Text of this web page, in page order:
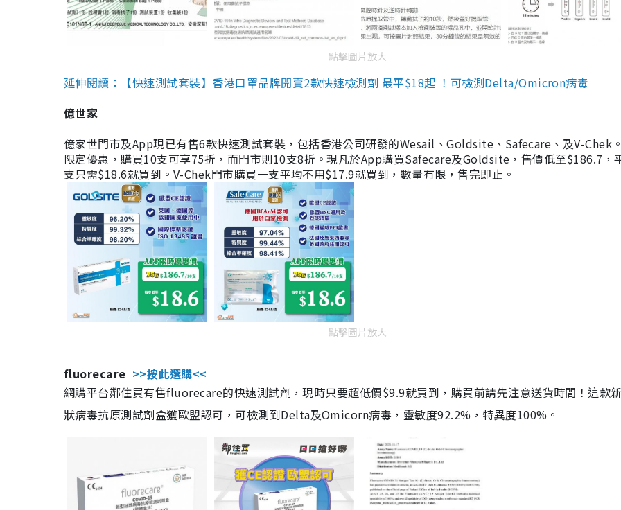
點擊圖片放大
延伸閱讀：【快速測試套裝】香港口罩品牌開賣2款快速檢測劑 最平$18起 ！可檢測Delta/Omicron病毒
億世家
億家世門市及App現已有售6款快速測試套裝，包括香港公司研發的Wesail、Goldsite、Safecare、及V-Chek
限定優惠，購買10支可享75折，而門市則10支8折。現凡於App購買Safecare及Goldsite，售價低至$186.7，
支只需$18.6就買到。V-Chek門市購買一支平均不用$17.9就買到，數量有限，售完即止。
點擊圖片放大
fluorecare >>按此選購<<
網購平台鄰住買有售fluorecare的快速測試劑，現時只要超低價$9.9就買到，購買前請先注意送貨時間！這款
狀病毒抗原測試劑盒獲歐盟認可，可檢測到Delta及Omicorn病毒，靈敏度92.2%，特異度100%。